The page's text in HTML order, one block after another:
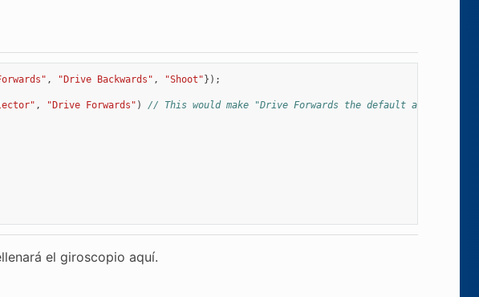
, "Drive Backwards" , "Shoot"});
, "Drive Forwards" )
// This would make "Drive Forwards the default auto
el giroscopio aquí.